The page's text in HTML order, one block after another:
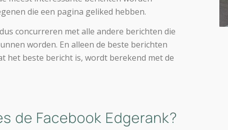
die een pagina geliked hebben.
concurreren met alle andere berichten die
worden. En alleen de beste berichten
het beste bericht is, wordt berekend met de
de Facebook Edgerank?